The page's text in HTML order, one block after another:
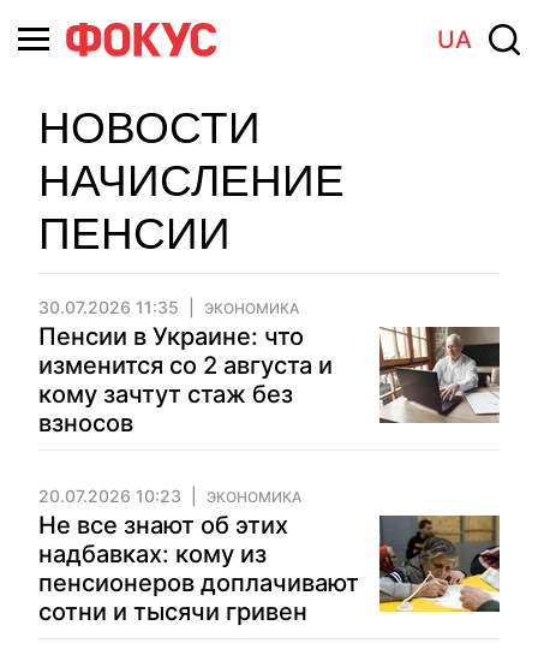
UA
НОВОСТИ
НАЧИСЛЕНИЕ
ПЕНСИИ
30.07.2026 11:35 ЭКОНОМИКА
Пенсии в Украине: что
изменится со 2 августа и
кому зачтут стаж без
взносов
20.07.2026 10:23 ЭКОНОМИКА
Не все знают об этих
надбавках: кому из
пенсионеров доплачивают
сотни и тысячи гривен